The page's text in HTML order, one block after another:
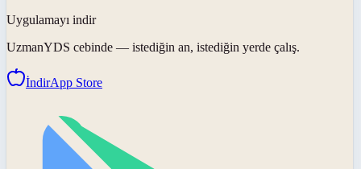
Uygulamayı indir
UzmanYDS cebinde — istediğin an, istediğin yerde çalış.
İndirApp Store